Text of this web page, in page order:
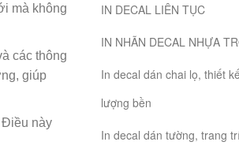
mà không
các thông
giúp
Điều này
IN DECAL LIÊN TỤC
IN NHÃN DECAL NHỰA
In decal dán chai lọ, thiết
lượng bền
In decal dán tường, trang